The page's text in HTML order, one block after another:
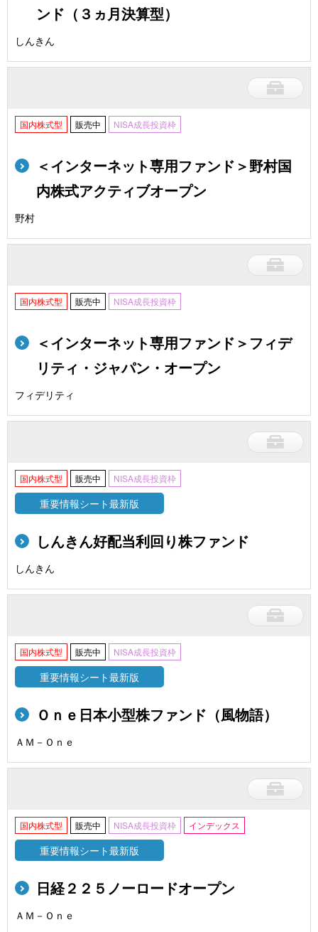
ンド（３ヵ月決算型）
しんきん
国内株式型 販売中 NISA成長投資枠
＜インターネット専用ファンド＞野村国
内株式アクティブオープン
野村
国内株式型 販売中 NISA成長投資枠
＜インターネット専用ファンド＞フィデ
リティ・ジャパン・オープン
フィデリティ
国内株式型 販売中 NISA成長投資枠
重要情報シート最新版
しんきん好配当利回り株ファンド
しんきん
国内株式型 販売中 NISA成長投資枠
重要情報シート最新版
Ｏｎｅ日本小型株ファンド（風物語）
ＡＭ－Ｏｎｅ
国内株式型 販売中 NISA成長投資枠 インデックス
重要情報シート最新版
日経２２５ノーロードオープン
ＡＭ－Ｏｎｅ